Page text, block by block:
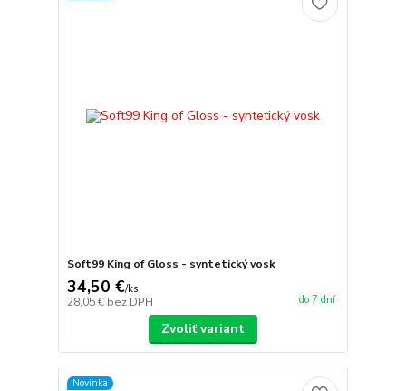
Soft99 King of Gloss - syntetický vosk
34,50 €/ks
28,05 € bez DPH do 7 dní
Zvoliť variant
Novinka